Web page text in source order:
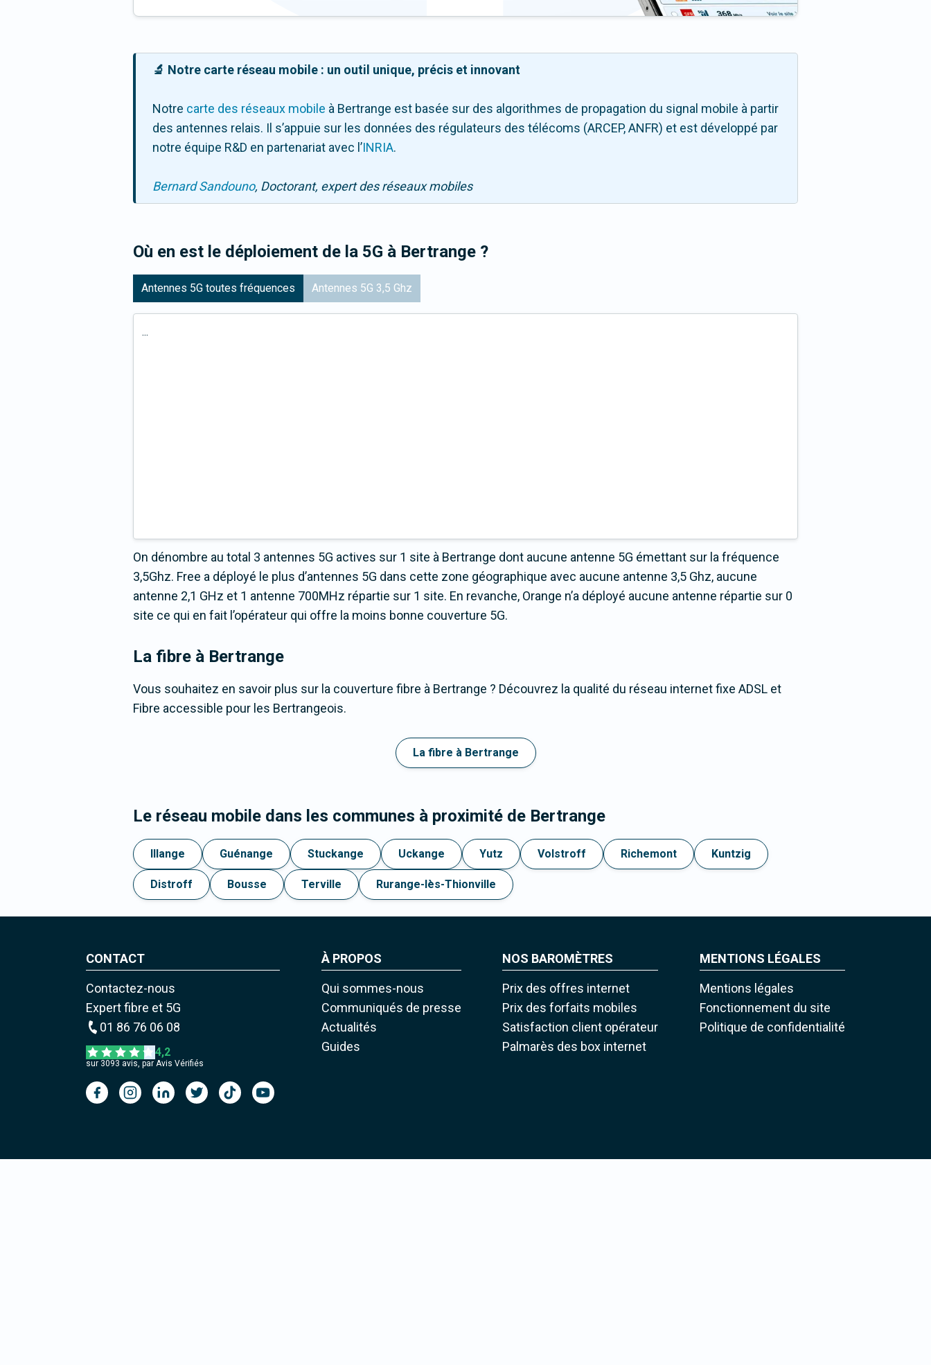
🔬 Notre carte réseau mobile : un outil unique, précis et innovant
Notre carte des réseaux mobile à Bertrange est basée sur des algorithmes de propagation du signal mobile à partir
des antennes relais. Il s’appuie sur les données des régulateurs des télécoms (ARCEP, ANFR) et est développé par
notre équipe R&D en partenariat avec l ’INRIA.
Bernard Sandouno, Doctorant, expert des réseaux mobiles
Où en est le déploiement de la 5G à Bertrange ?
Antennes 5G toutes fréquences Antennes 5G 3,5 Ghz
...
On dénombre au total 3 antennes 5G actives sur 1 site à Bertrange dont aucune antenne 5G émettant sur la fréquence
3,5Ghz. Free a déployé le plus d’antennes 5G dans cette zone géographique avec aucune antenne 3,5 Ghz, aucune
antenne 2,1 GHz et 1 antenne 700MHz répartie sur 1 site. En revanche, Orange n’a déployé aucune antenne répartie sur 0
site ce qui en fait l’opérateur qui offre la moins bonne couverture 5G.
La fibre à Bertrange
Vous souhaitez en savoir plus sur la couverture fibre à Bertrange ? Découvrez la qualité du réseau internet fixe ADSL et
Fibre accessible pour les Bertrangeois.
La fibre à Bertrange
Le réseau mobile dans les communes à proximité de Bertrange
Illange Guénange Stuckange Uckange Yutz Volstroff Richemont Kuntzig
Distroff Bousse Terville Rurange-lès-Thionville
CONTACT
Contactez-nous
Expert fibre et 5G
01 86 76 06 08
4,2
sur 3093 avis, par Avis Vérifiés
À PROPOS
Qui sommes-nous
Communiqués de presse
Actualités
Guides
NOS BAROMÈTRES
Prix des offres internet
Prix des forfaits mobiles
Satisfaction client opérateur
Palmarès des box internet
MENTIONS LÉGALES
Mentions légales
Fonctionnement du site
Politique de confidentialité